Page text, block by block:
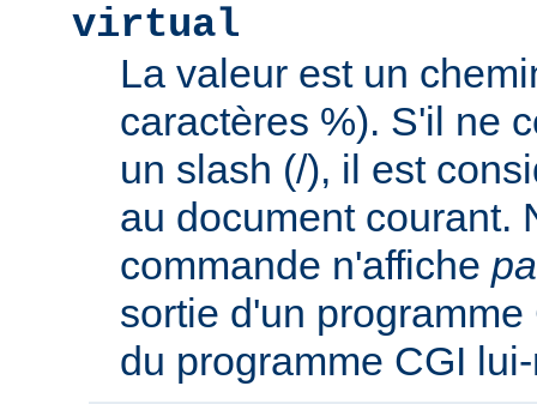
virtual
La valeur est un
caractères %). S'il ne
un slash (/), il est
au document courant.
commande n'affiche
sortie d'un
du programme CGI